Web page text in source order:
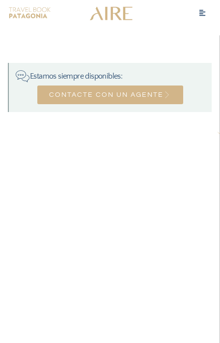
Estamos siempre disponibles:
CONTACTE CON UN AGENTE